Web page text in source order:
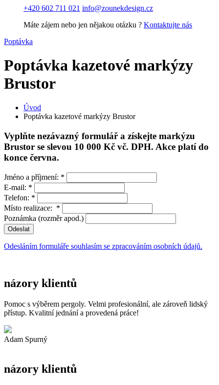
+420 602 711 021 info@zounekdesign.cz
Máte zájem nebo jen nějakou otázku ? Kontaktujte nás
Poptávka
Poptávka kazetové markýzy
Brustor
Úvod
Poptávka kazetové markýzy Brustor
Vyplňte nezávazný formulář a získejte markýzu
Brustor se slevou 10 000 Kč vč. DPH. Akce platí do
konce června.
Jméno a příjmení: *
E-mail: *
Telefon: *
Místo realizace: *
Poznámka (rozměr apod.)
Odeslat
Odesláním formuláře souhlasím se zpracováním osobních údajů.
názory klientů
Pomoc s výběrem pergoly. Velmi profesionální, ale zároveň lidský
přístup. Kvalitní jednání a provedená práce!
Adam Spurný
názory klientů